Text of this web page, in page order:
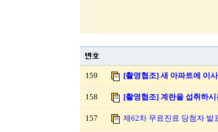
159 [촬영협조] 새 아파트에 이
158 [촬영협조] 계란을 섭취하
157 제62차 무료진료 당첨자 발